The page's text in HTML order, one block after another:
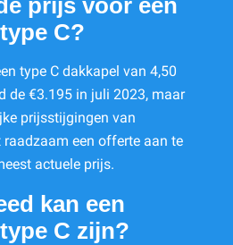
prijs voor een
C?
type C dakkapel van 4,50
de €3.195 in juli 2023, maar
prijsstijgingen van
een offerte aan te
actuele prijs.
kan een
C zijn?